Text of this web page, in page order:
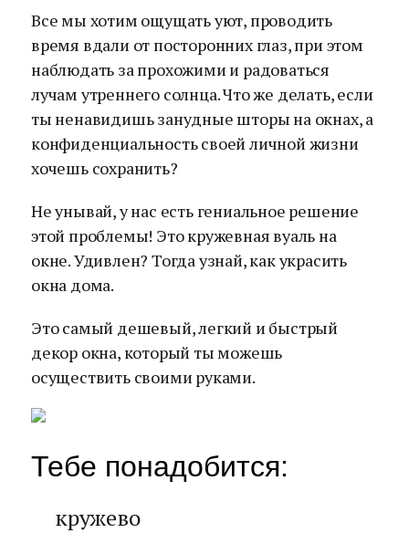
Все мы хотим ощущать уют, проводить
время вдали от посторонних глаз, при этом
наблюдать за прохожими и радоваться
лучам утреннего солнца. Что же делать, если
ты ненавидишь занудные шторы на окнах, а
конфиденциальность своей личной жизни
хочешь сохранить?
Не унывай, у нас есть гениальное решение
этой проблемы! Это кружевная вуаль на
окне. Удивлен? Тогда узнай, как украсить
окна дома.
Это самый дешевый, легкий и быстрый
декор окна, который ты можешь
осуществить своими руками.
Тебе понадобится:
кружево